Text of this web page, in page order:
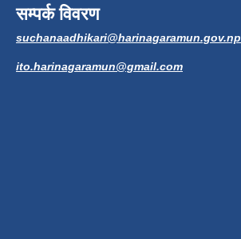
सम्पर्क विवरण
suchanaadhikari@harinagaramun.gov.np
ito.harinagaramun@gmail.com